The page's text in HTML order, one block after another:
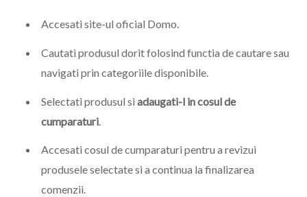
Accesati site-ul oficial Domo.
Cautati produsul dorit folosind functia de cautare sau
navigati prin categoriile disponibile.
Selectati produsul si adaugati-l in cosul de
cumparaturi
Accesati cosul de cumparaturi pentru a revizui
produsele selectate si a continua la finalizarea
comenzii.